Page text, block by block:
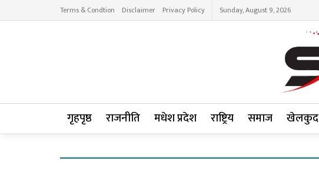
Terms & Condtion Disclaimer Privacy Policy Sunday, August 9, 2026
गृहपृष्ठ राजनीति मधेश प्रदेश राष्ट्रिय समाज खेलकुद